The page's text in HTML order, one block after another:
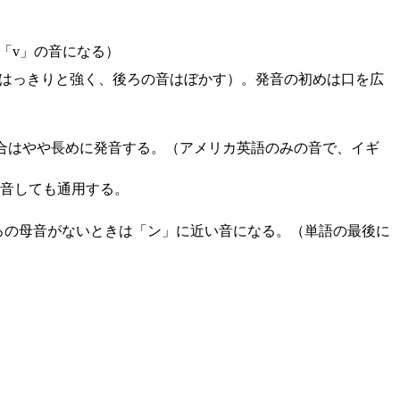
v」の音になる）
っきりと強く、後ろの音はぼかす）。発音の初めは口を広
やや長めに発音する。（アメリカ英語のみの音で、イギ
しても通用する。
母音がないときは「ン」に近い音になる。（単語の最後に